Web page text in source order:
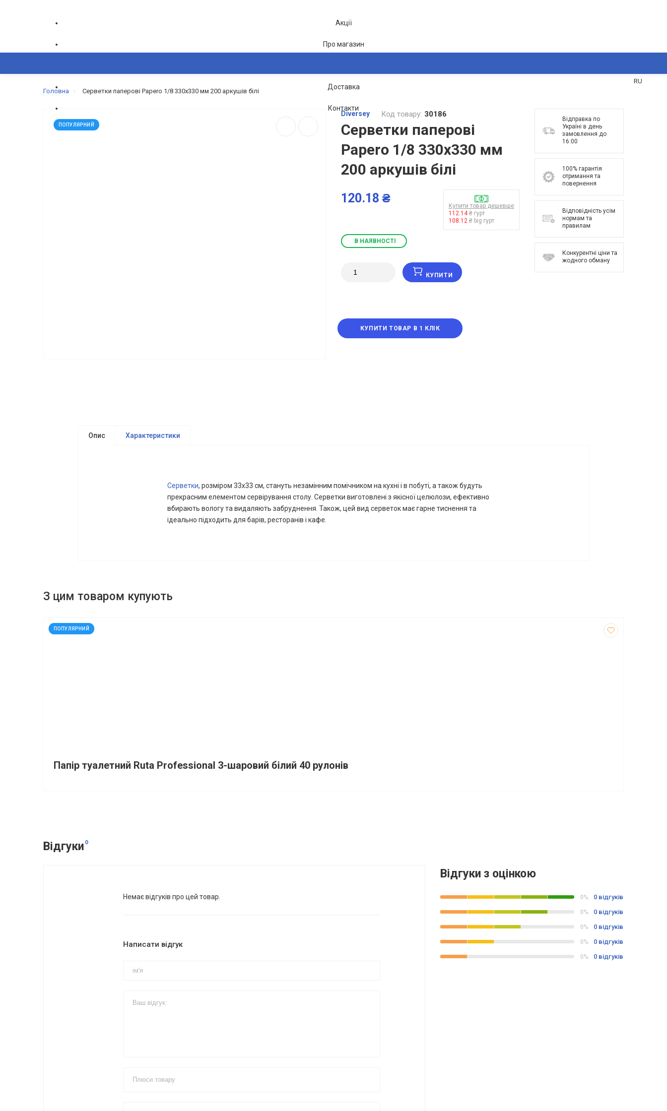
Акції
Про магазин
Доставка
Контакти
RU
КАТАЛОГ
+380(50) 865-82-83 +380(68) 695-62-26
Головна Серветки паперові Papero 1/8 330х330 мм 200 аркушів білі
ПОПУЛЯРНИЙ
Diversey Код товару: 30186
Серветки паперові
Papero 1/8 330х330 мм
200 аркушів білі
120.18 ₴
Купити товар дешевше
112.14₴ гурт
108.12 ₴ big гурт
В НАЯВНОСТІ
КУПИТИ
КУПИТИ ТОВАР В 1 КЛІК
Відправка по
Україні в день
замовлення до
16:00
100% гарантія
отримання та
повернення
Відповідність усім
нормам та
правилам
Конкурентні ціни та
жодного обману
Опис Характеристики
Серветки, розміром 33х33 см, стануть незамінним помічником на кухні і в побуті, а також будуть
прекрасним елементом сервірування столу. Серветки виготовлені з якісної целюлози, ефективно
вбирають вологу та видаляють забруднення. Також, цей вид серветок має гарне тиснення та
ідеально підходить для барів, ресторанів і кафе.
З цим товаром купують
ПОПУЛЯРНИЙ
код: 930139
Папір туалетний Ruta Professional 3-шаровий білий 40 рулонів
Відгуки 0
Немає відгуків про цей товар.
Написати відгук
Відгуки з оцінкою
0% 0 відгуків
0% 0 відгуків
0% 0 відгуків
0% 0 відгуків
0% 0 відгуків